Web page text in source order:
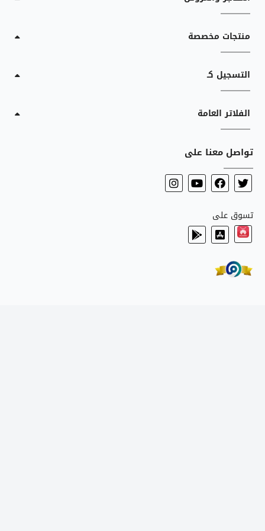
منتجات مخصصة
التسجيل كـ
الفلاتر العامة
تواصل معنا على
تسوق على